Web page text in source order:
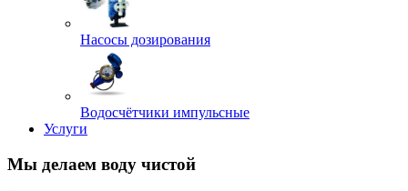
Насосы дозирования
Водосчётчики импульсные
Услуги
Мы делаем воду чистой